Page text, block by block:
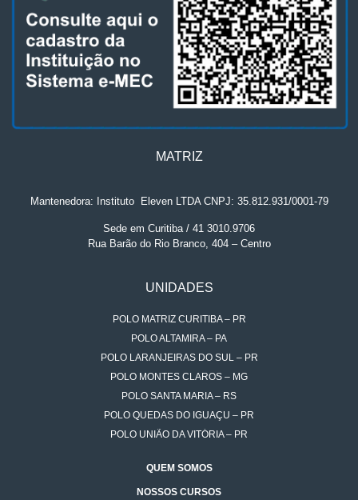
MATRIZ
Mantenedora: Instituto. Eleven LTDA CNPJ: 35.812.931/0001-79
Sede em Curitiba / 41 3010.9706
Rua Barão do Rio Branco, 404 – Centro
UNIDADES
POLO MATRIZ CURITIBA – PR
POLO ALTAMIRA – PA
POLO LARANJEIRAS DO SUL – PR
POLO MONTES CLAROS – MG
POLO SANTA MARIA – RS
POLO QUEDAS DO IGUAÇU – PR
POLO UNIÃO DA VITÓRIA – PR
QUEM SOMOS
NOSSOS CURSOS